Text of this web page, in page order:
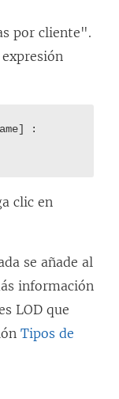
por cliente".
:
clic en
se añade al
información
LOD que
Tipos de